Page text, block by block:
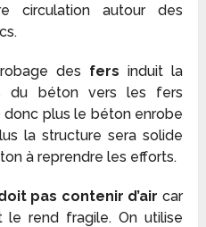
circulation autour des
des fers induit la
du béton vers les fers
plus le béton enrobe
la structure sera solide
à reprendre les efforts.
pas contenir d’air car
rend fragile. On utilise